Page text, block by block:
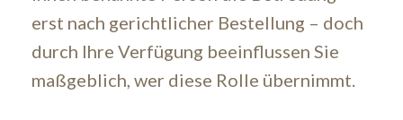
erst nach gerichtlicher Bestellung – doch
durch Ihre Verfügung beeinflussen Sie
maßgeblich, wer diese Rolle übernimmt.